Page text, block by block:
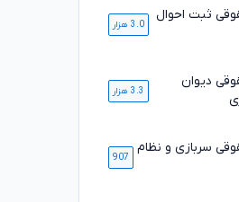
دریافت مشاوره
ثبت احوال
3.0 هزار
دیوان
3.3 هزار
سربازی و نظام
907